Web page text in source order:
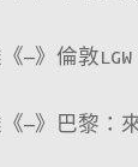
》倫敦LGW
—》巴黎：